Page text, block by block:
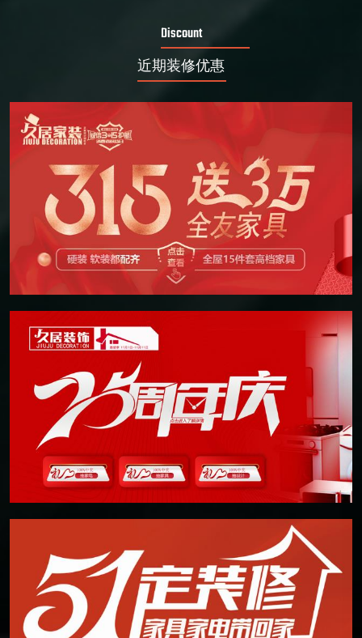
Discount
近期装修优惠